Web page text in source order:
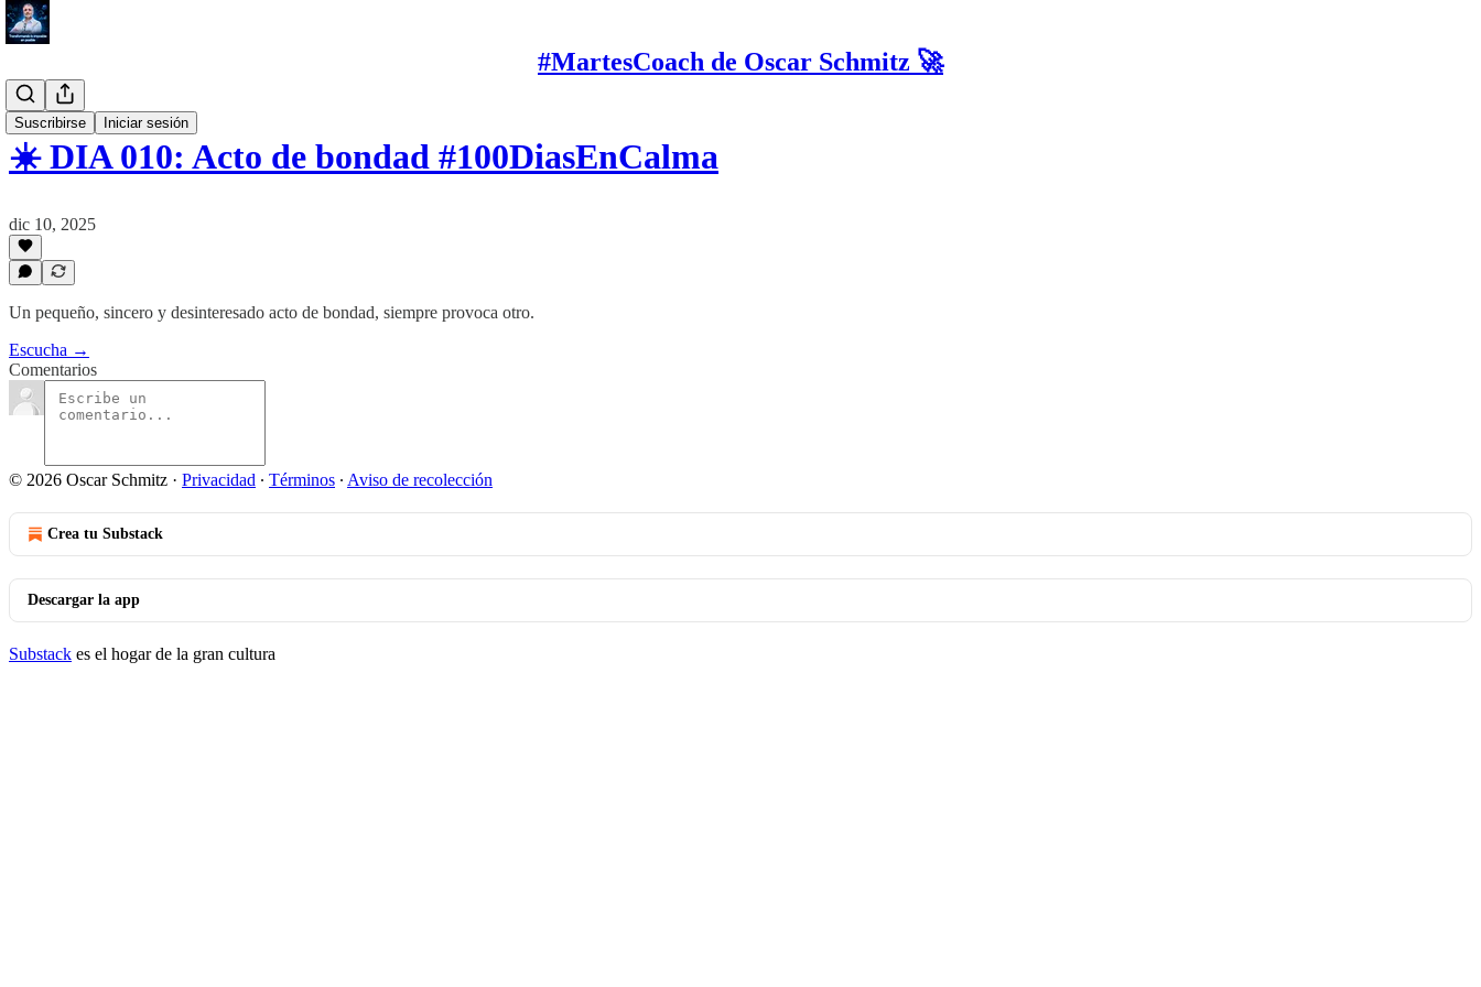
#MartesCoach de Oscar Schmitz 🚀
Suscribirse Iniciar sesión
#Proposito
☀️ DIA 010: Acto de bondad #100DiasEnCalma
dic 10, 2025
Un pequeño, sincero y desinteresado acto de bondad, siempre provoca otro.
Escucha →
Comentarios
© 2026 Oscar Schmitz · Privacidad ∙ Términos ∙ Aviso de recolección
Crea tu Substack
Descargar la app
Substack es el hogar de la gran cultura